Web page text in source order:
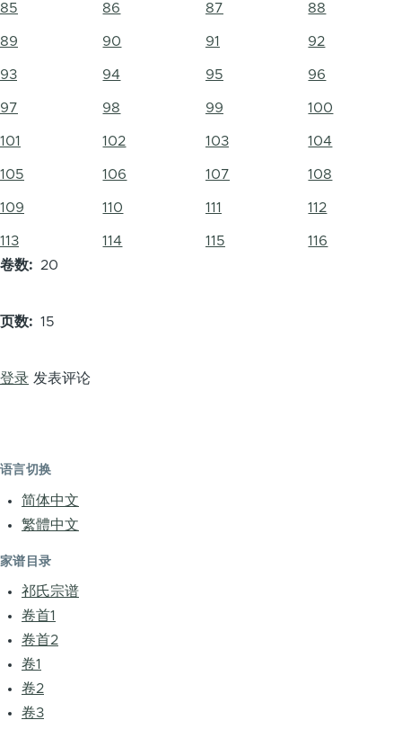
85 86 87 88
89 90 91 92
93 94 95 96
97 98 99 100
101 102 103 104
105 106 107 108
109 110 111 112
113 114 115
116
卷数
20
页数 15
登录 发表评论
语言切换
简体中文
繁體中文
家谱目录
祁氏宗谱
卷首1
卷首2
卷1
卷2
卷3